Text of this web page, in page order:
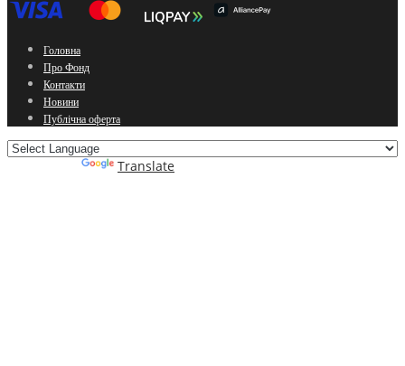
Головна
Про Фонд
Контакти
Новини
Публічна оферта
Translate